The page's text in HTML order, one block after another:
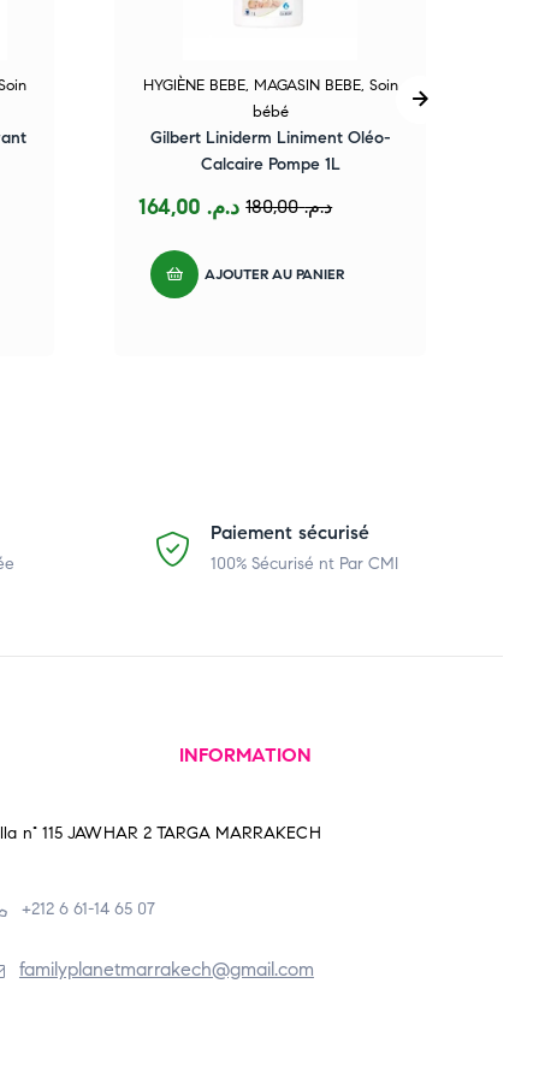
HYGIÈNE BEBE, MAGASIN BEBE, Soin
bébé
Gilbert Liniderm Liniment Oléo-
Calcaire Pompe 1L
د.م.180,00 د.م.
AJOUTER AU PANIER
Paiement sécurisé
100% Sécurisé nt Par CMI
INFORMATION
n° 115 JAWHAR 2 TARGA MARRAKECH
+212 6 61-14 65 07
familyplanetmarrakech@gmail.com